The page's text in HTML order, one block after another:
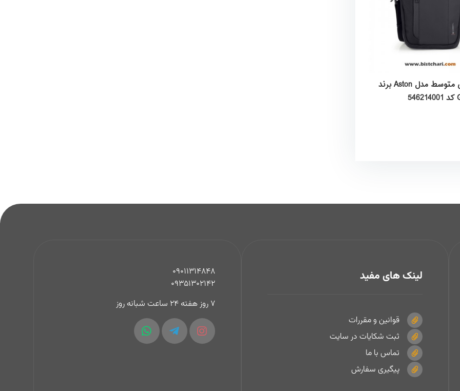
کیف دوشی متوسط مدل Aston برند
لینک های مفید
قوانین و مقررات
ثبت شکایات در سایت
تماس با ما
پیگیری سفارش
09011314848
09351302142
7 روز هفته 24 ساعت شبانه روز